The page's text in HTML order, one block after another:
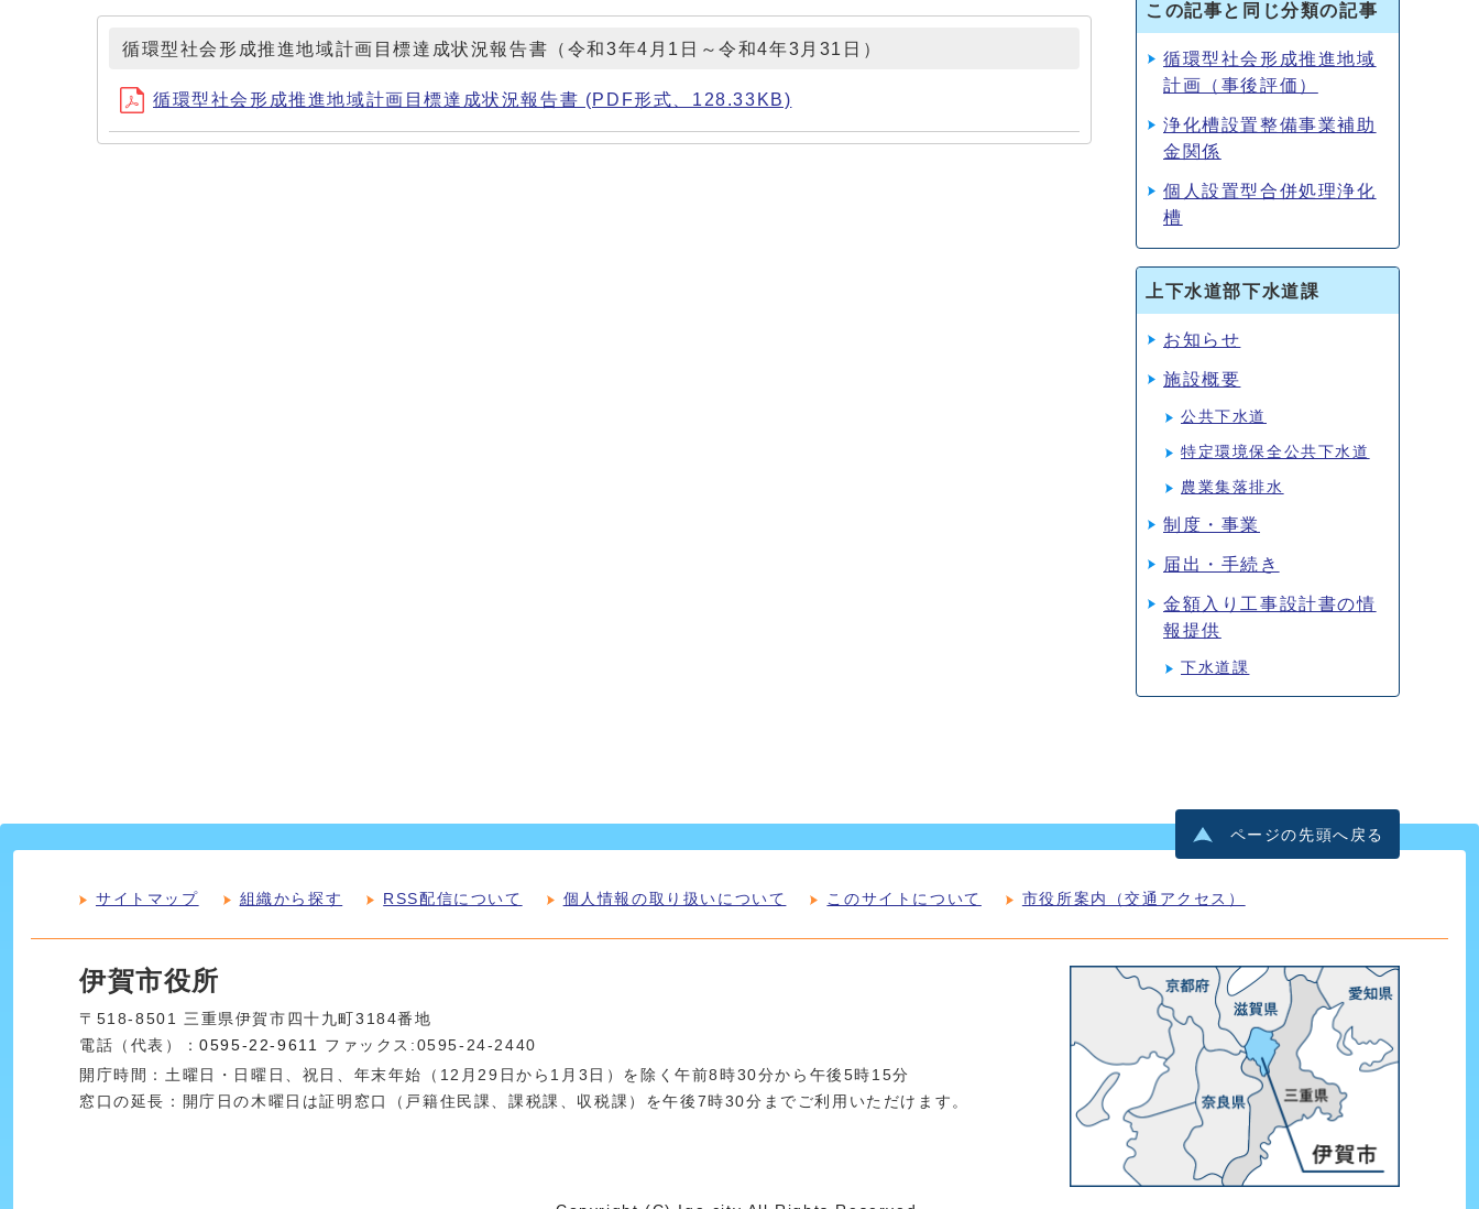
循環型社会形成推進地域計画目標達成状況報告書（令和3年4月1日～令和4年3月31日）
循環型社会形成推進地域計画目標達成状況報告書 (PDF形式、128.33KB)
この記事と同じ分類の記事
循環型社会形成推進地域
計画（事後評価）
浄化槽設置整備事業補助
金関係
個人設置型合併処理浄化
槽
上下水道部下水道課
お知らせ
施設概要
公共下水道
特定環境保全公共下水道
農業集落排水
制度・事業
届出・手続き
金額入り工事設計書の情
報提供
下水道課
ページの先頭へ戻る
サイトマップ 組織から探す RSS配信について 個人情報の取り扱いについて このサイトについて 市役所案内（交通アクセス）
伊賀市役所
〒518-8501 三重県伊賀市四十九町3184番地
電話（代表）：0595-22-9611 ファックス:0595-24-2440
開庁時間：土曜日・日曜日、祝日、年末年始（12月29日から1月3日）を除く午前8時30分から午後5時15分
窓口の延長：開庁日の木曜日は証明窓口（戸籍住民課、課税課、収税課）を午後7時30分までご利用いただけます。